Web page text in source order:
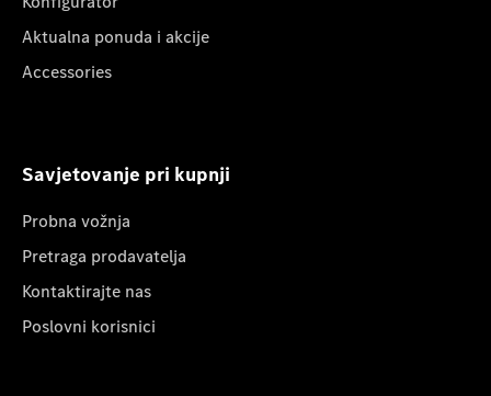
Aktualna ponuda i akcije
Accessories
Savjetovanje pri kupnji
Probna vožnja
Pretraga prodavatelja
Kontaktirajte nas
Poslovni korisnici